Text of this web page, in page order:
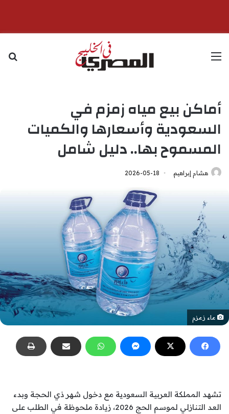
القائمة
أماكن بيع مياه زمزم في
السعودية وأسعارها والكميات
المسموح بها.. دليل شامل
هشام إبراهيم 2026-05-18
ماء زمزم
تشهد المملكة العربية السعودية مع دخول شهر ذي الحجة وبدء
العد التنازلي لموسم الحج 2026، زيادة ملحوظة في الطلب على